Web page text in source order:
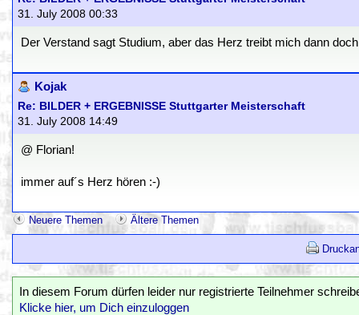
31. July 2008 00:33
Der Verstand sagt Studium, aber das Herz treibt mich dann
Kojak
Re: BILDER + ERGEBNISSE Stuttgarter Meisterschaft
31. July 2008 14:49
@ Florian!
immer auf´s Herz hören :-)
Neuere Themen Ältere Themen
In diesem Forum dürfen leider nur registrierte Teilnehmer
Klicke hier, um Dich einzuloggen